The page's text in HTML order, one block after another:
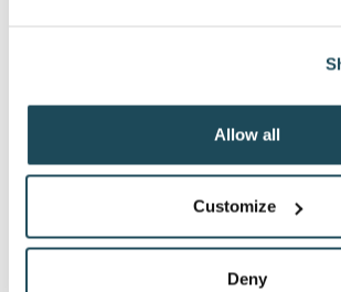
Allow all
Customize
Deny
avec télécabines durant la saison
Flambée des couleurs 2026.
25 % de rabais sur un (1) duo golf
jusqu'au 23 juin 2026 (17 ans et plus
permettant d'accéder aux pistes du